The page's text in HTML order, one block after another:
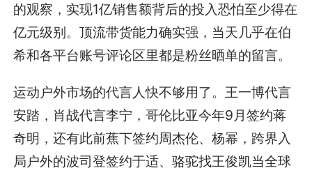
的观察，实现1亿销售额背后的投入恐怕至少得在
亿元级别。顶流带货能力确实强，当天几乎在伯
希和各平台账号评论区里都是粉丝晒单的留言。
运动户外市场的代言人快不够用了。王一博代言
安踏，肖战代言李宁，哥伦比亚今年9月签约蒋
奇明，还有此前蕉下签约周杰伦、杨幂，跨界入
局户外的波司登签约于适、骆驼找王俊凯当全球